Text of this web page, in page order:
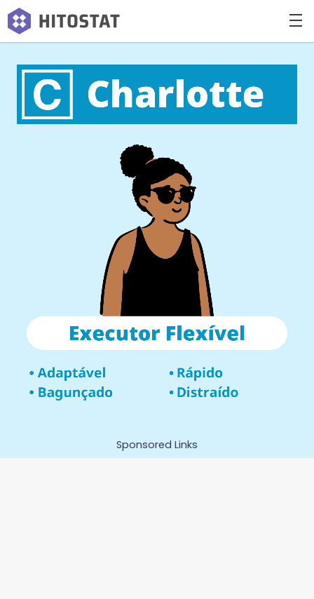
Sponsored Links